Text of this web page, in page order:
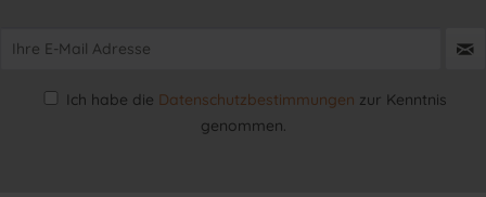
Ich habe die Datenschutzbestimmungen zur Kenntnis
genommen.